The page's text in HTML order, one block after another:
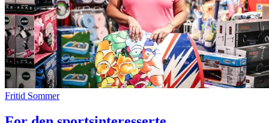
Fritid Sommer